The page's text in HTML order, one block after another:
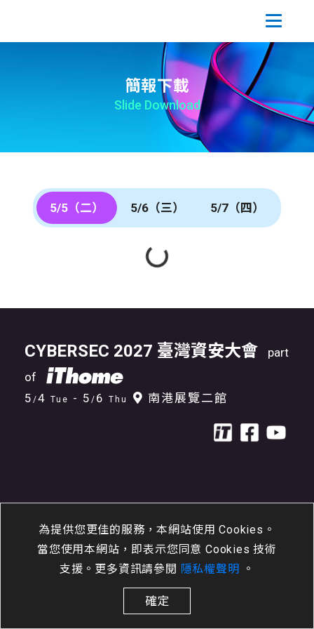
簡報下載
Slide Download
5/5（二） 5/6（三） 5/7（四）
Loading...
為提供您更佳的服務，本網站使用 Cookies。
當您使用本網站，即表示您同意 Cookies 技術
支援。更多資訊請參閱 隱私權聲明 。
確定
CYBERSEC 2027 臺灣資安大會
part
of
5 /4 Tue - 5 / 6 Thu 南港展覽二館